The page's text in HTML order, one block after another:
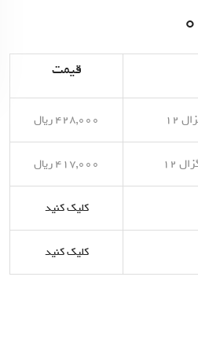
قیمت
۴۲۸,۰۰۰ ریال
۴۱۷,۰۰۰ ریال
کلیک کنید
کلیک کنید